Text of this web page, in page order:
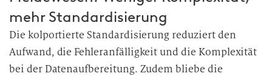
mehr Standardisierung
Die kolportierte Standardisierung reduziert den
Aufwand, die Fehleranfälligkeit und die Komplexität
bei der Datenaufbereitung. Zudem bliebe die